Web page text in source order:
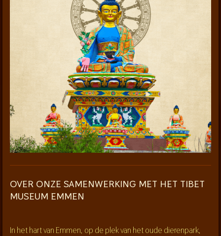
OVER ONZE SAMENWERKING MET HET TIBET
MUSEUM EMMEN
In het hart van Emmen, op de plek van het oude dierenpark,